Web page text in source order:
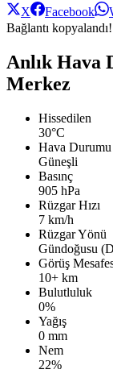
X Facebook
Bağlantı kopyalandı!
Anlık Hava
Merkez
Hissedilen
30°C
Hava Durumu
Güneşli
Basınç
905 hPa
Rüzgar Hızı
7 km/h
Rüzgar Yönü
Gündoğusu
Görüş
10+ km
Bulutluluk
0%
Yağış
0 mm
Nem
22%